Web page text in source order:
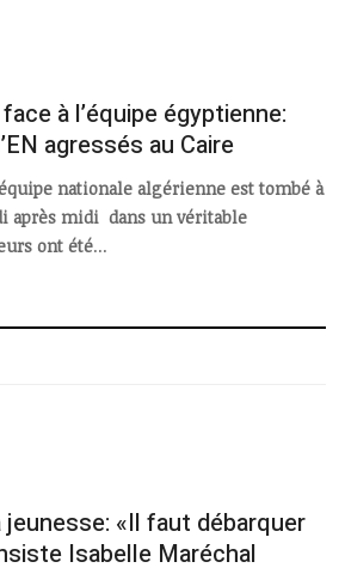
à l’équipe égyptienne:
agressés au Caire
nationale algérienne est tombé à
après midi dans un véritable
ont été...
«Il faut débarquer
Isabelle Maréchal